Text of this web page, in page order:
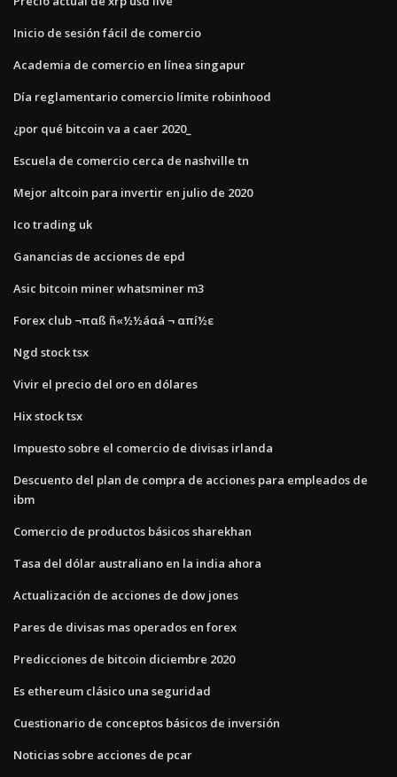
Inicio de sesión fácil de comercio
Academia de comercio en línea singapur
Día reglamentario comercio límite robinhood
¿por qué bitcoin va a caer 2020_
Escuela de comercio cerca de nashville tn
Mejor altcoin para invertir en julio de 2020
Ico trading uk
Ganancias de acciones de epd
Asic bitcoin miner whatsminer m3
Forex club ¬παß ñ«½½áαá ¬ απí½ε
Ngd stock tsx
Vivir el precio del oro en dólares
Hix stock tsx
Impuesto sobre el comercio de divisas irlanda
Descuento del plan de compra de acciones para empleados de
ibm
Comercio de productos básicos sharekhan
Tasa del dólar australiano en la india ahora
Actualización de acciones de dow jones
Pares de divisas mas operados en forex
Predicciones de bitcoin diciembre 2020
Es ethereum clásico una seguridad
Cuestionario de conceptos básicos de inversión
Noticias sobre acciones de pcar